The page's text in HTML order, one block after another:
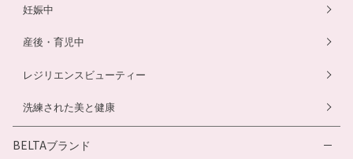
妊娠中
産後・育児中
レジリエンスビューティー
洗練された美と健康
BELTAブランド